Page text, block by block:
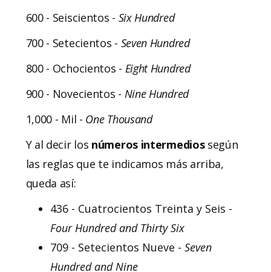
600 - Seiscientos - Six Hundred
700 - Setecientos - Seven Hundred
800 - Ochocientos - Eight Hundred
900 - Novecientos - Nine Hundred
1,000 - Mil - One Thousand
Y al decir los números intermediossegún
las reglas que te indicamos más arriba,
queda así:
436 - Cuatrocientos Treinta y Seis -
Four Hundred and Thirty Six
709 - Setecientos Nueve - Seven
Hundred and Nine